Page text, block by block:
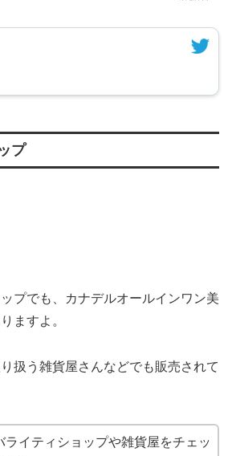
プ
プでも、カナデルオールインワン美
ますよ。
扱う雑貨屋さんなどでも販売されて
ライティショップや雑貨屋をチェッ